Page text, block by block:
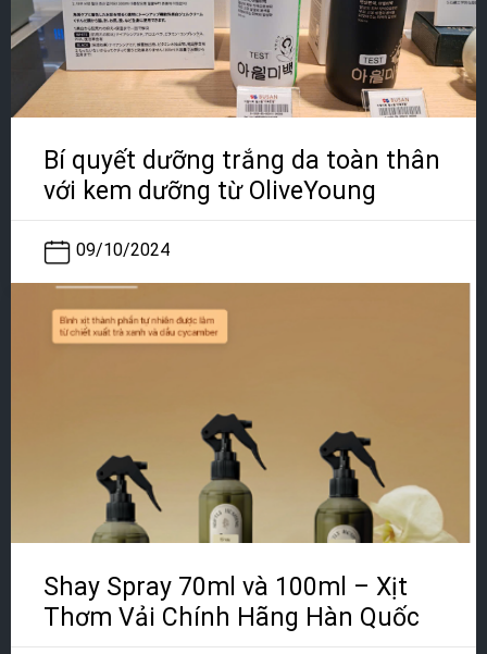
Bí quyết dưỡng trắng da toàn thân
với kem dưỡng từ OliveYoung
09/10/2024
Shay Spray 70ml và 100ml – Xịt
Thơm Vải Chính Hãng Hàn Quốc